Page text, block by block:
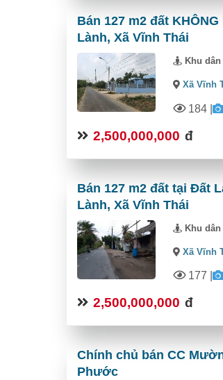
Bán 127 m2 đất
Lành, Xã Vĩnh Thái
Khu
Xã Vĩnh
184 |
2,500,000,000 đ
Bán 127 m2 đất tại Đất
Lành, Xã Vĩnh Thái
Khu
Xã Vĩnh
177 |
2,500,000,000 đ
Chính chủ bán CC
Phước